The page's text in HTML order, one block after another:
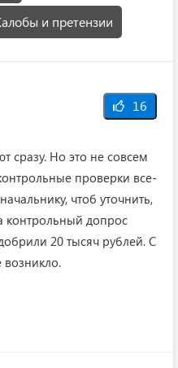
и претензии
16
сразу. Но это не совсем
проверки все-
чтоб уточнить,
контрольный допрос
20 тысяч рублей. С